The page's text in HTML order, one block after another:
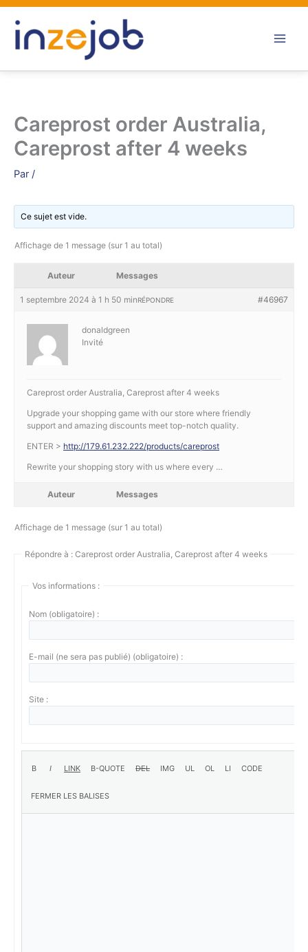
Aller
contenu
Careprost order Australia,
Careprost after 4 weeks
Par /
Ce sujet est vide.
Affichage de 1 message (sur 1 au total)
Auteur Messages
1 septembre 2024 à 1 h 50 min #46967
RÉPONDRE
donaldgreen
Invité
Careprost order Australia, Careprost after 4 weeks
Upgrade your shopping game with our store where friendly
support and amazing discounts meet top-notch quality.
ENTER > http://179.61.232.222/products/careprost
Rewrite your shopping story with us where every …
Auteur Messages
Affichage de 1 message (sur 1 au total)
Répondre à : Careprost order Australia, Careprost after 4 weeks
Vos informations :
Nom (obligatoire) :
E-mail (ne sera pas publié) (obligatoire) :
Site :